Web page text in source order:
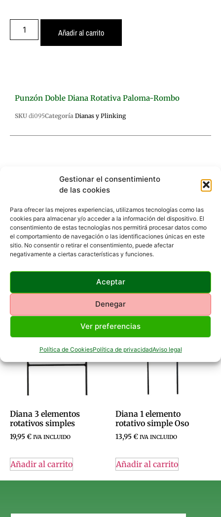
Gestionar el consentimiento
de las cookies
Para ofrecer las mejores experiencias, utilizamos tecnologías como las
cookies para almacenar y/o acceder a la información del dispositivo. El
consentimiento de estas tecnologías nos permitirá procesar datos como
el comportamiento de navegación o las identificaciones únicas en este
sitio. No consentir o retirar el consentimiento, puede afectar
negativamente a ciertas características y funciones.
Aceptar
Denegar
Ver preferencias
Política de CookiesPolítica de privacidadAviso legal
Añadir al carrito
Productos Relacionados
Diana 3 elementos
rotativos simples
19,95€ IVA INCLUIDO
Añadir al carrito
Diana 1 elemento
rotativo simple Oso
13,95€ IVA INCLUIDO
Añadir al carrito
Punzón Doble Diana Rotativa Paloma-Rombo
SKU di095Categoría Dianas y Plinking
Descripción Valoraciones (0)
Descripción
Dimensiones: 12x18cm.
Grosor chapa: 3mm.